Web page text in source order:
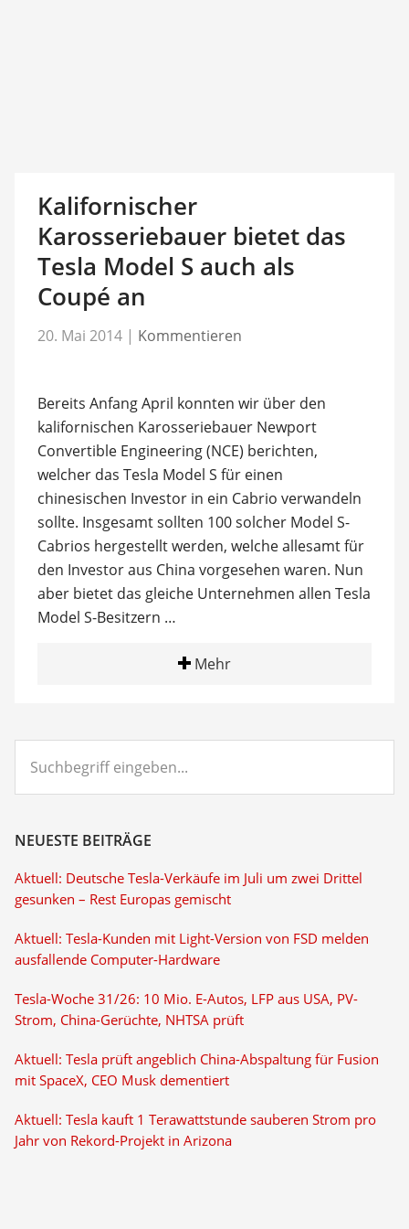
Kalifornischer
Karosseriebauer bietet das
Tesla Model S auch als
Coupé an
20. Mai 2014 | Kommentieren
Bereits Anfang April konnten wir über den
kalifornischen Karosseriebauer Newport
Convertible Engineering (NCE) berichten,
welcher das Tesla Model S für einen
chinesischen Investor in ein Cabrio verwandeln
sollte. Insgesamt sollten 100 solcher Model S-
Cabrios hergestellt werden, welche allesamt für
den Investor aus China vorgesehen waren. Nun
aber bietet das gleiche Unternehmen allen Tesla
Model S-Besitzern …
Mehr
eingeben...
NEUESTE BEITRÄGE
Aktuell: Deutsche Tesla-Verkäufe im Juli um zwei Drittel
gesunken – Rest Europas gemischt
Aktuell: Tesla-Kunden mit Light-Version von FSD melden
ausfallende Computer-Hardware
Tesla-Woche 31/26: 10 Mio. E-Autos, LFP aus USA, PV-
Strom, China-Gerüchte, NHTSA prüft
Aktuell: Tesla prüft angeblich China-Abspaltung für Fusion
mit SpaceX, CEO Musk dementiert
Aktuell: Tesla kauft 1 Terawattstunde sauberen Strom pro
Jahr von Rekord-Projekt in Arizona